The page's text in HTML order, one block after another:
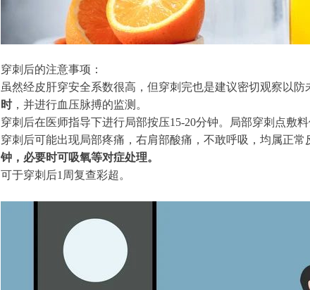
穿刺后的注意事项：
虽然经皮肝穿安全系数很高，但穿刺完也是建议密切观察以
时，并进行血压脉搏的监测。
穿刺后在医师指导下进行局部按压15-20分钟。局部穿刺点敷
穿刺后可能出现局部疼痛，右肩部酸痛，不敢呼吸，均属正
钟，必要时可吸氧等对症处理。
可于穿刺后1周复查彩超。